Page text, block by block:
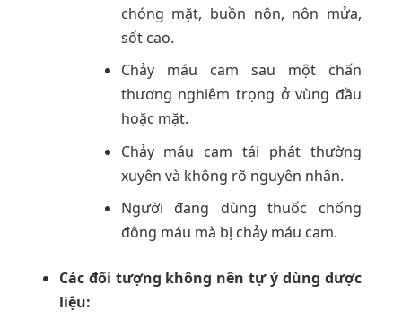
chóng mặt, buồn nôn, nôn mửa,
sốt cao.
Chảy máu cam sau một chấn
thương nghiêm trọng ở vùng đầu
hoặc mặt.
Chảy máu cam tái phát thường
xuyên và không rõ nguyên nhân.
Người đang dùng thuốc chống
đông máu mà bị chảy máu cam.
Các đối tượng không nên tự ý dùng dược
liệu: